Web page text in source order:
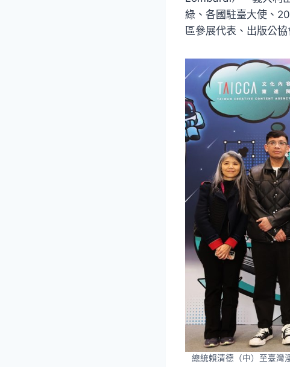
綠、各國駐臺大使、
區參展代表、出版公
總統賴清德（中）至臺灣